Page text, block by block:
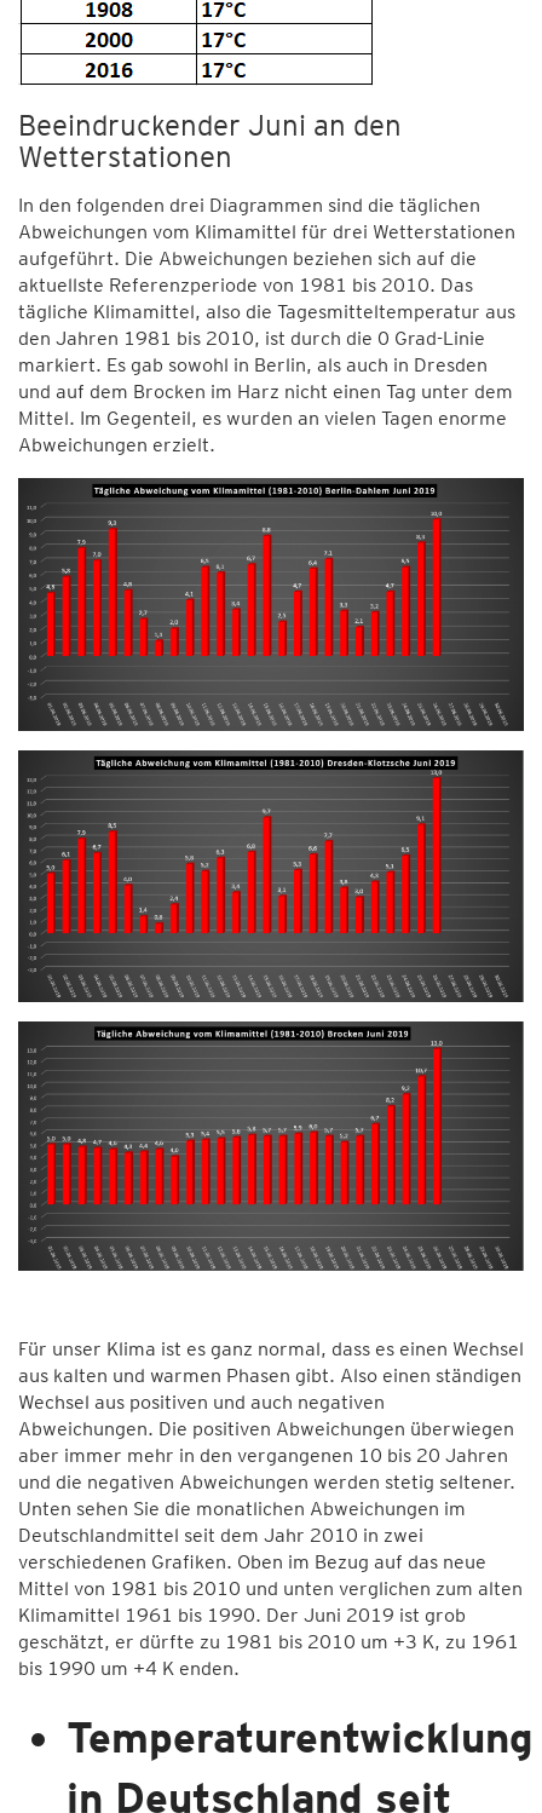
Beeindruckender Juni an den
Wetterstationen
In den folgenden drei Diagrammen sind die täglichen
Abweichungen vom Klimamittel für drei Wetterstationen
aufgeführt. Die Abweichungen beziehen sich auf die
aktuellste Referenzperiode von 1981 bis 2010. Das
tägliche Klimamittel, also die Tagesmitteltemperatur aus
den Jahren 1981 bis 2010, ist durch die 0 Grad-Linie
markiert. Es gab sowohl in Berlin, als auch in Dresden
und auf dem Brocken im Harz nicht einen Tag unter dem
Mittel. Im Gegenteil, es wurden an vielen Tagen enorme
Abweichungen erzielt.
Für unser Klima ist es ganz normal, dass es einen Wechsel
aus kalten und warmen Phasen gibt. Also einen ständigen
Wechsel aus positiven und auch negativen
Abweichungen. Die positiven Abweichungen überwiegen
aber immer mehr in den vergangenen 10 bis 20 Jahren
und die negativen Abweichungen werden stetig seltener.
Unten sehen Sie die monatlichen Abweichungen im
Deutschlandmittel seit dem Jahr 2010 in zwei
verschiedenen Grafiken. Oben im Bezug auf das neue
Mittel von 1981 bis 2010 und unten verglichen zum alten
Klimamittel 1961 bis 1990. Der Juni 2019 ist grob
geschätzt, er dürfte zu 1981 bis 2010 um +3 K, zu 1961
bis 1990 um +4 K enden.
Temperaturentwicklung
in Deutschland seit